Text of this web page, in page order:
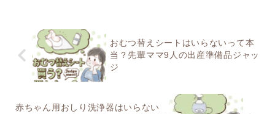
おむつ替えシートはいらないって本
当？先輩ママ9人の出産準備品ジャッ
ジ
赤ちゃん用おしり洗浄器はいらない